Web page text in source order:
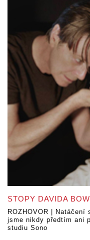
STOPY DAVIDA
ROZHOVOR | Natáčení
jsme nikdy předtím ani
studiu Sono